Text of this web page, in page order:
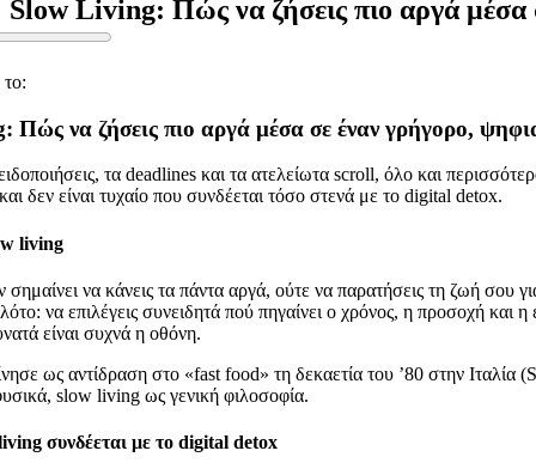
Slow Living: Πώς να ζήσεις πιο αργά
Πώς να ζήσεις πιο αργά μέσα σε έναν γρήγορο,
τα deadlines και τα ατελείωτα scroll, όλο και
δεν είναι τυχαίο που συνδέεται τόσο στενά με το digital detox.
living
να κάνεις τα πάντα αργά, ούτε να παρατήσεις τη ζωή σου
να επιλέγεις συνειδητά πού πηγαίνει ο χρόνος, η προσοχή
είναι συχνά η οθόνη.
ως αντίδραση στο «fast food» τη δεκαετία του ’80 στην
slow living ως γενική φιλοσοφία.
συνδέεται με το digital detox